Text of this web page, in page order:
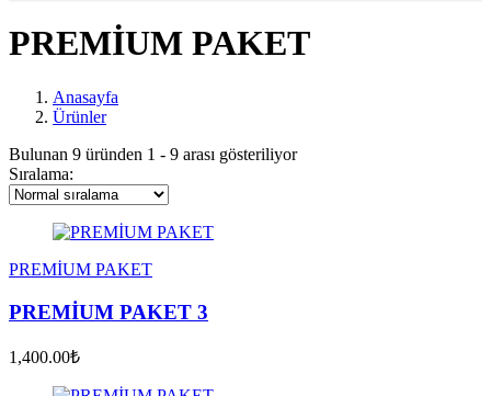
PREMİUM PAKET
Anasayfa
Ürünler
Bulunan 9 üründen 1 - 9 arası gösteriliyor
Sıralama:
PREMİUM PAKET
PREMİUM PAKET 3
1,400.00₺